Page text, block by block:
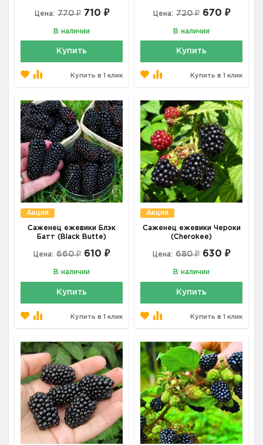
Цена: 770 ₽ 710 ₽
В наличии
Купить
Купить в 1 клик
Цена: 720 ₽ 670 ₽
В наличии
Купить
Купить в 1 клик
Акция
Саженец ежевики Блэк
Батт (Black Butte)
Цена: 660 ₽ 610 ₽
В наличии
Купить
Купить в 1 клик
Акция
Саженец ежевики Чероки
(Cherokee)
Цена: 680 ₽ 630 ₽
В наличии
Купить
Купить в 1 клик